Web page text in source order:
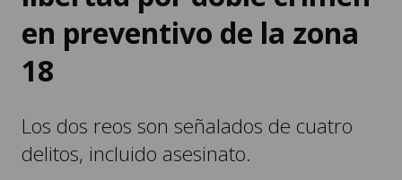
en preventivo de la zona
18
Los dos reos son señalados de cuatro
delitos, incluido asesinato.